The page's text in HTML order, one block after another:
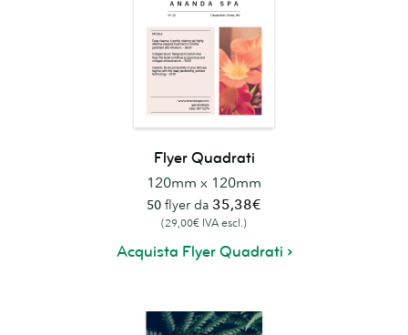
Flyer Quadrati
120mm x 120mm
50 flyer da 35,38€
(29,00€ IVA escl.)
Acquista Flyer Quadrati